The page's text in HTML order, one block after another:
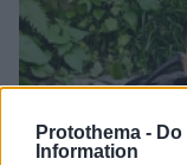
Protothema -
Information